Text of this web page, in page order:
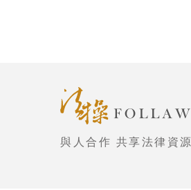
與人合作 共享法律資源